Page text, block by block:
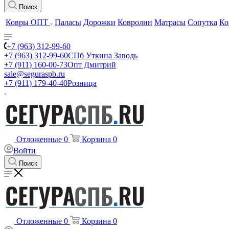
Поиск
Ковры ОПТ Паласы Дорожки Ковролин Матрасы Сопутка
+7 (963) 312-99-60
+7 (963) 312-99-60СПб Уткина Заводь
+7 (911) 160-00-73Опт Дмитрий
sale@seguraspb.ru
+7 (911) 179-40-40Розница
Отложенные 0 Корзина 0
Войти
Поиск
Отложенные 0 Корзина 0